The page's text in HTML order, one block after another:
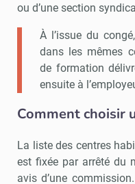
ou d’une section
À l’issue du
dans les mêmes
de formation
ensuite à
Comment choisir
La liste des centres
est fixée par arrêté du
avis d’une